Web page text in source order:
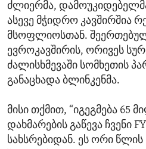
ძლიერმა,
ასევე მჭიდრო კავშირშია
მსოფლიოსთან.
ევროკავშირის, ორივეს
ძალისხმევაში სომხეთის
განაცხადა ბლინკენმა.
მისი თქმით, “იგეგმება
დახმარების გაწევა ჩვენი
სახსრებიდან. ეს ორი